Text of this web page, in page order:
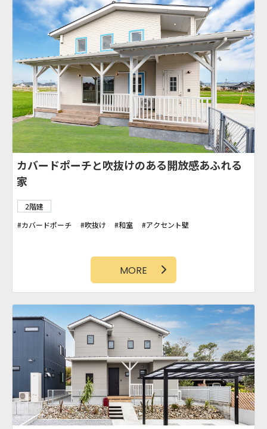
カバードポーチと吹抜けのある開放感あふれる
家
2階建
カバードポーチ
吹抜け 和室 アクセント壁
MORE